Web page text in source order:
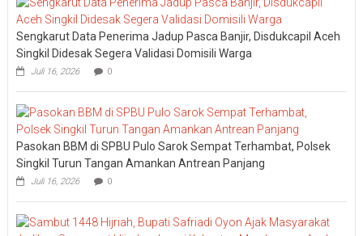
Sengkarut Data Penerima Jadup Pasca Banjir, Disdukcapil Aceh
Singkil Didesak Segera Validasi Domisili Warga
Juli 16, 2026 0
Pasokan BBM di SPBU Pulo Sarok Sempat Terhambat, Polsek
Singkil Turun Tangan Amankan Antrean Panjang
Juli 16, 2026 0